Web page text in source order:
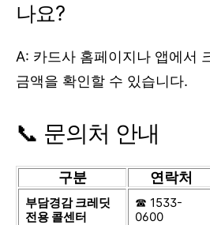
나요?
A: 카드사 홈페이지나 앱에서
금액을 확인할 수 있습니다.
📞 문의처 안내
구분 연락처
부담경감 크레딧
전용 콜센터
☎ 1533-
0600